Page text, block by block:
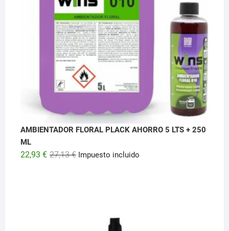
AMBIENTADOR FLORAL PLACK AHORRO 5 LTS + 250
ML
27,13€ El
22,93 €
ElImpuesto incluido